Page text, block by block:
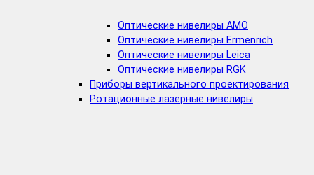
Оптические нивелиры AMO
Оптические нивелиры Ermenrich
Оптические нивелиры Leica
Оптические нивелиры RGK
Приборы вертикального проектирования
Ротационные лазерные нивелиры